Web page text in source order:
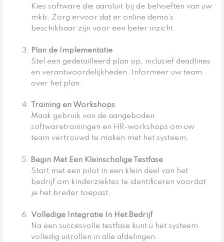
Kies software die aansluit bij de behoeften van uw
mkb. Zorg ervoor dat er online demo’s
beschikbaar zijn voor een beter inzicht.
Plan de Implementatie
Stel een gedetailleerd plan op, inclusief deadlines
en verantwoordelijkheden. Informeer uw team
over het plan.
Training en Workshops
Maak gebruik van de aangeboden
softwaretrainingen en HR-workshops om uw
team vertrouwd te maken met het systeem.
Begin Met Een Kleinschalige Testfase
Start met een pilot in een klein deel van het
bedrijf om kinderziektes te identificeren voordat
je het breder toepast.
Volledige Integratie In Het Bedrijf
Na een succesvolle testfase kunt u het systeem
volledig uitrollen in alle afdelingen.